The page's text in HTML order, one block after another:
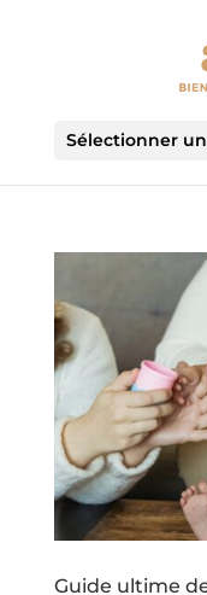
Sélectionner
Guide ultime